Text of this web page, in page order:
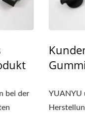
bei der
YUANYU